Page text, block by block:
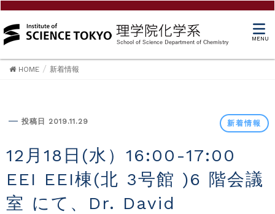
MENU
HOME 新着情報
投稿日 2019.11.29 新着情報
12月18日(水）16:00-17:00
EEI EEI棟(北 3号館 )6 階会議
室 にて、Dr. David